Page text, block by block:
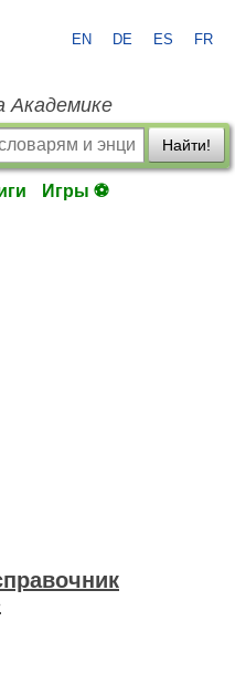
EN DE ES FR
Академике
Найти!
Игры ⚽